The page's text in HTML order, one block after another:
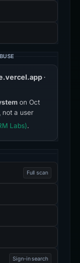
·
on Oct
not a user
Labs).
Full scan
Sign-in search